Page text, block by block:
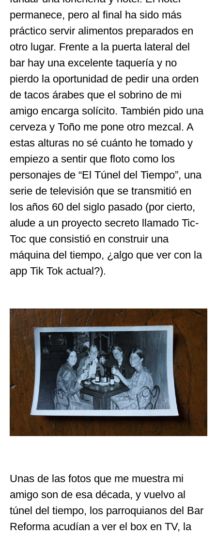
permanece, pero al final ha sido más
práctico servir alimentos preparados en
otro lugar. Frente a la puerta lateral del
bar hay una excelente taquería y no
pierdo la oportunidad de pedir una orden
de tacos árabes que el sobrino de mi
amigo encarga solícito. También pido una
cerveza y Toño me pone otro mezcal. A
estas alturas no sé cuánto he tomado y
empiezo a sentir que floto como los
personajes de “El Túnel del Tiempo”, una
serie de televisión que se transmitió en
los años 60 del siglo pasado (por cierto,
alude a un proyecto secreto llamado Tic-
Toc que consistió en construir una
máquina del tiempo, ¿algo que ver con la
app Tik Tok actual?).
Unas de las fotos que me muestra mi
amigo son de esa década, y vuelvo al
túnel del tiempo, los parroquianos del Bar
Reforma acudían a ver el box en TV, la